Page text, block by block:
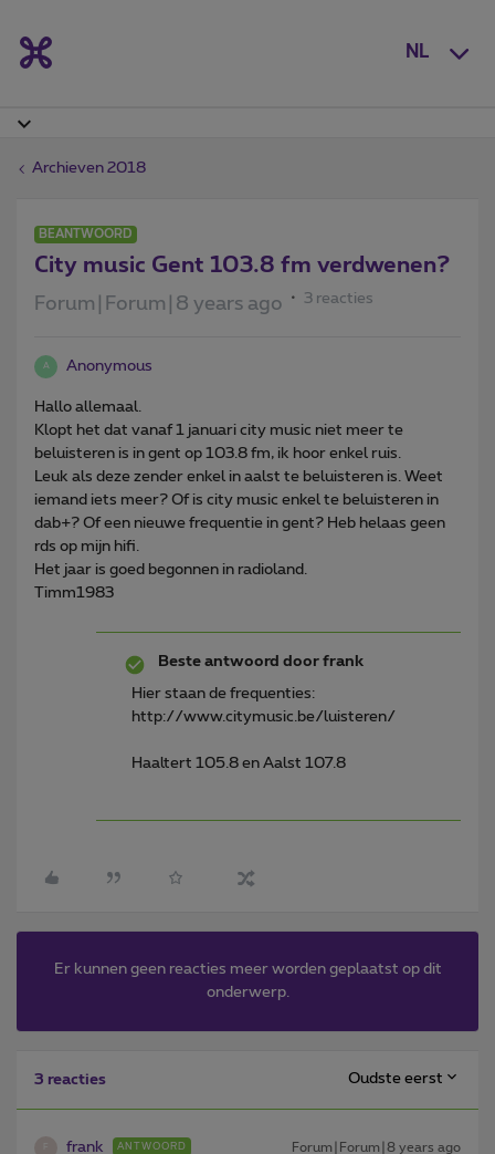
NL
Archieven 2018
BEANTWOORD
City music Gent 103.8 fm verdwenen?
Forum|Forum|8 years ago 3 reacties
A Anonymous
Hallo allemaal.
Klopt het dat vanaf 1 januari city music niet meer te
beluisteren is in gent op 103.8 fm, ik hoor enkel ruis.
Leuk als deze zender enkel in aalst te beluisteren is. Weet
iemand iets meer? Of is city music enkel te beluisteren in
dab+? Of een nieuwe frequentie in gent? Heb helaas geen
rds op mijn hifi.
Het jaar is goed begonnen in radioland.
Timm1983
Beste antwoord door frank
Hier staan de frequenties:
http://www.citymusic.be/luisteren/
Haaltert 105.8 en Aalst 107.8
Er kunnen geen reacties meer worden geplaatst op dit
onderwerp.
3 reacties Oudste eerst
frank ANTWOORD Forum|Forum|8 years ago